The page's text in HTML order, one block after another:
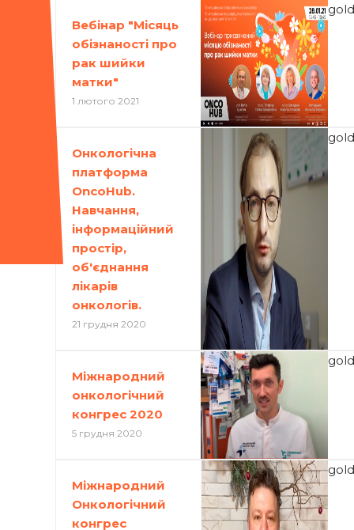
gold
Вебінар "Місяць
обізнаності про
рак шийки
матки"
1 лютого 2021
gold
Онкологічна
платформа
OncoHub.
Навчання,
інформаційний
простір,
об'єднання
лікарів
онкологів.
21 грудня 2020
gold
Міжнародний
онкологічний
конгрес 2020
5 грудня 2020
gold
Міжнародний
Онкологічний
конгрес